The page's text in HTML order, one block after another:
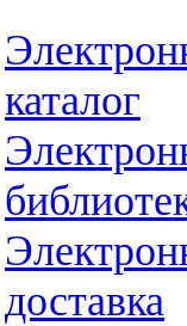
каталог
доставка